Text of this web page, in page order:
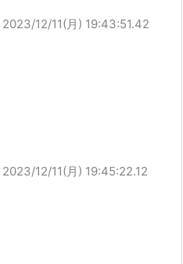
2023/12/11(月) 19:43:51.42
2023/12/11(月) 19:45:22.12